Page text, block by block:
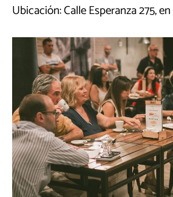
Ubicación: Calle Esperanza 275, en